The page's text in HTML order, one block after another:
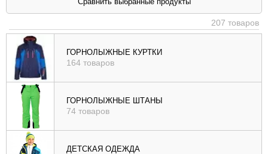
убыв
), цене (
возр
|
убыв
возр
|
207 товаров
ГОРНОЛЫЖНЫЕ КУРТКИ
164 товаров
ГОРНОЛЫЖНЫЕ ШТАНЫ
74 товаров
ДЕТСКАЯ ОДЕЖДА